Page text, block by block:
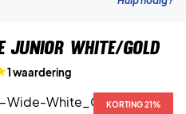
Junior White/Gold
1 waardering
KORTING 21%
KORTING 21%